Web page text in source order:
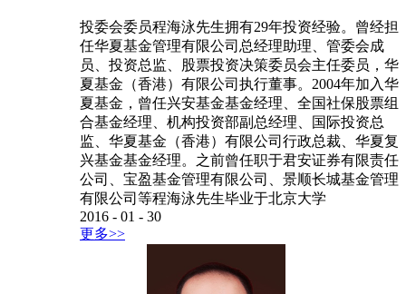
投委会委员程海泳先生拥有29年投资经验。曾经担
任华夏基金管理有限公司总经理助理、管委会成
员、投资总监、股票投资决策委员会主任委员，华
夏基金（香港）有限公司执行董事。2004年加入华
夏基金，曾任兴安基金基金经理、全国社保股票组
合基金经理、机构投资部副总经理、国际投资总
监、华夏基金（香港）有限公司行政总裁、华夏复
兴基金基金经理。之前曾任职于君安证券有限责任
公司、宝盈基金管理有限公司、景顺长城基金管理
有限公司等程海泳先生毕业于北京大学
2016 - 01 - 30
更多>>